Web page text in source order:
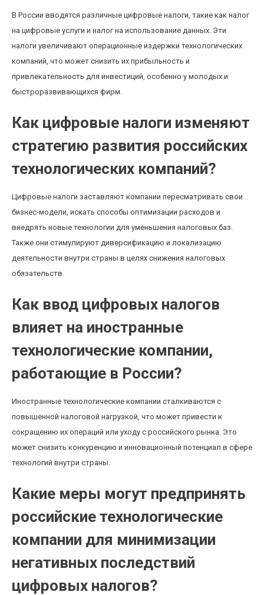
В России вводятся различные цифровые налоги, такие как налог
на цифровые услуги и налог на использование данных. Эти
налоги увеличивают операционные издержки технологических
компаний, что может снизить их прибыльность и
привлекательность для инвестиций, особенно у молодых и
быстроразвивающихся фирм.
Как цифровые налоги изменяют
стратегию развития российских
технологических компаний?
Цифровые налоги заставляют компании пересматривать свои
бизнес-модели, искать способы оптимизации расходов и
внедрять новые технологии для уменьшения налоговых баз.
Также они стимулируют диверсификацию и локализацию
деятельности внутри страны в целях снижения налоговых
обязательств.
Как ввод цифровых налогов
влияет на иностранные
технологические компании,
работающие в России?
Иностранные технологические компании сталкиваются с
повышенной налоговой нагрузкой, что может привести к
сокращению их операций или уходу с российского рынка. Это
может снизить конкуренцию и инновационный потенциал в сфере
технологий внутри страны.
Какие меры могут предпринять
российские технологические
компании для минимизации
негативных последствий
цифровых налогов?